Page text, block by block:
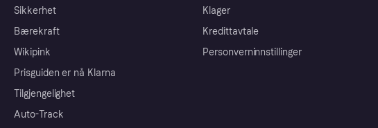
Sikkerhet
Bærekraft
Wikipink
Prisguiden er nå Klarna
Tilgjengelighet
Auto-Track
Klager
Kredittavtale
Personverninnstillinger